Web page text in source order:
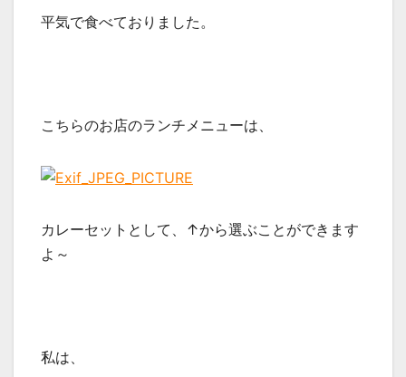
平気で食べておりました。
こちらのお店のランチメニューは、
カレーセットとして、↑から選ぶことができます
よ～
私は、